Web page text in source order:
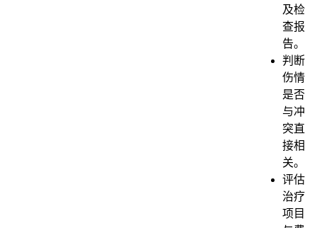
及检
查报
告。
判断
伤情
是否
与冲
突直
接相
关。
评估
治疗
项目